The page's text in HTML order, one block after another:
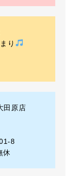
り
田原店
8
休